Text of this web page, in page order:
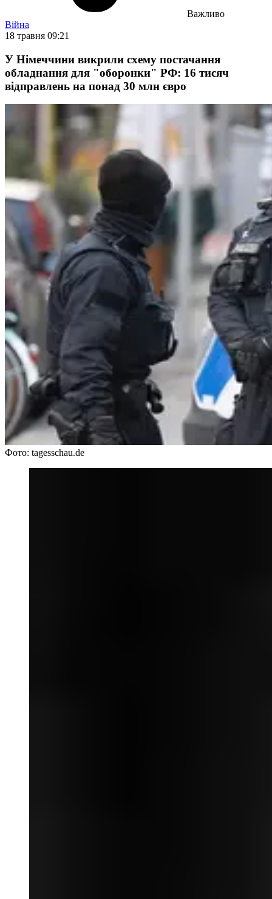
Важливо
Війна
18 травня 09:21
У Німеччини викрили схему постачання
обладнання для "оборонки" РФ: 16 тисяч
відправлень на понад 30 млн євро
Фото: tagesschau.de